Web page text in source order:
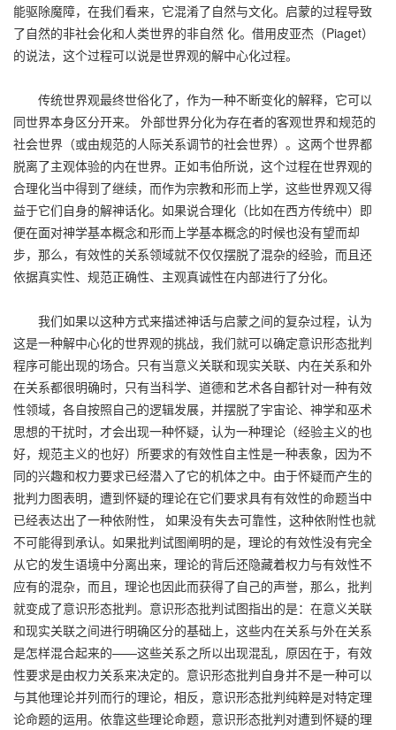
能驱除魔障，在我们看来，它混淆了自然与文化。启蒙的过程导致
了自然的非社会化和人类世界的非自然 化。借用皮亚杰（Piaget）
的说法，这个过程可以说是世界观的解中心化过程。
传统世界观最终世俗化了，作为一种不断变化的解释，它可以
同世界本身区分开来。 外部世界分化为存在者的客观世界和规范的
社会世界（或由规范的人际关系调节的社会世界）。这两个世界都
脱离了主观体验的内在世界。正如韦伯所说，这个过程在世界观的
合理化当中得到了继续，而作为宗教和形而上学，这些世界观又得
益于它们自身的解神话化。如果说合理化（比如在西方传统中）即
便在面对神学基本概念和形而上学基本概念的时候也没有望而却
步，那么，有效性的关系领域就不仅仅摆脱了混杂的经验，而且还
依据真实性、规范正确性、主观真诚性在内部进行了分化。
我们如果以这种方式来描述神话与启蒙之间的复杂过程，认为
这是一种解中心化的世界观的挑战，我们就可以确定意识形态批判
程序可能出现的场合。只有当意义关联和现实关联、内在关系和外
在关系都很明确时，只有当科学、道德和艺术各自都针对一种有效
性领域，各自按照自己的逻辑发展，并摆脱了宇宙论、神学和巫术
思想的干扰时，才会出现一种怀疑，认为一种理论（经验主义的也
好，规范主义的也好）所要求的有效性自主性是一种表象，因为不
同的兴趣和权力要求已经潜入了它的机体之中。由于怀疑而产生的
批判力图表明，遭到怀疑的理论在它们要求具有有效性的命题当中
已经表达出了一种依附性， 如果没有失去可靠性，这种依附性也就
不可能得到承认。如果批判试图阐明的是，理论的有效性没有完全
从它的发生语境中分离出来，理论的背后还隐藏着权力与有效性不
应有的混杂，而且，理论也因此而获得了自己的声誉，那么，批判
就变成了意识形态批判。意识形态批判试图指出的是：在意义关联
和现实关联之间进行明确区分的基础上，这些内在关系与外在关系
是怎样混合起来的——这些关系之所以出现混乱，原因在于，有效
性要求是由权力关系来决定的。意识形态批判自身并不是一种可以
与其他理论并列而行的理论，相反，意识形态批判纯粹是对特定理
论命题的运用。依靠这些理论命题，意识形态批判对遭到怀疑的理